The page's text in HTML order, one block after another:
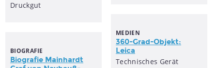
Druckgut
MEDIEN
360-Grad-Objekt:
Leica
Technisches Gerät
BIOGRAFIE
Biografie Mainhardt